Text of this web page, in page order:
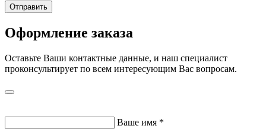
Отправить
Оформление заказа
Оставьте Ваши контактные данные, и наш специалист
проконсультирует по всем интересующим Вас вопросам.
Ваше имя *